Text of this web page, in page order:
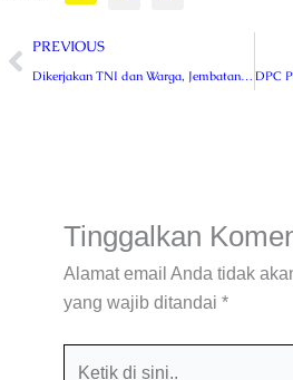
Prev
PREVIOUS
Dikerjakan TNI dan Warga, Jembatan Gantung Garuda Lubuk Bingin Baru Melesat 67 Persen
Tinggalkan
Alamat email Anda tidak
yang wajib ditandai *